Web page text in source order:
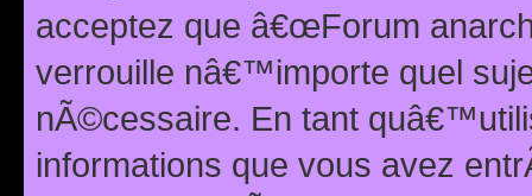
acceptez que â€œForum
verrouille nâ€™importe quel
nÃ©cessaire. En tant
informations que vous avez